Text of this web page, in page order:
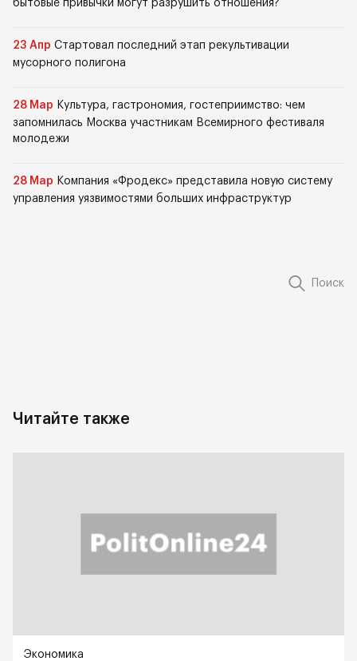
бытовые привычки могут разрушить отношения?
23 Апр Стартовал последний этап рекультивации
мусорного полигона
28 Мар Культура, гастрономия, гостеприимство: чем
запомнилась Москва участникам Всемирного фестиваля
молодежи
28 Мар Компания «Фродекс» представила новую систему
управления уязвимостями больших инфраструктур
Поиск
Читайте также
Экономика